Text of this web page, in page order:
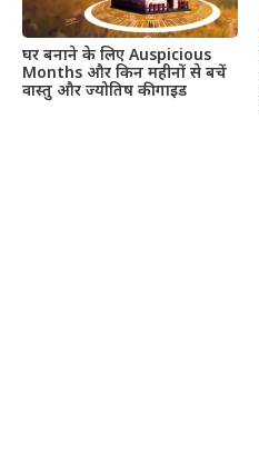
घर बनाने के लिए Auspicious
Months और किन महीनों से बचें
वास्तु और ज्योतिष की गाइड